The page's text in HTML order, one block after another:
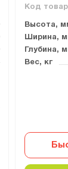
Код
Высота,
Ширина,
Глубина,
Вес, кг